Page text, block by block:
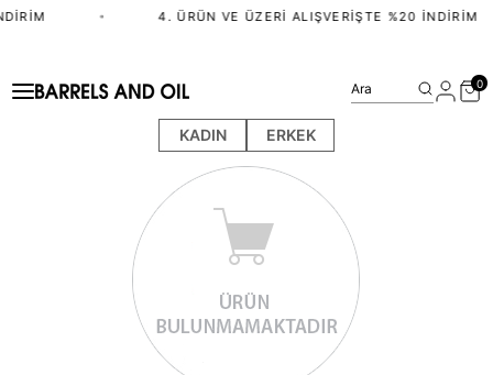
• 4. ÜRÜN VE ÜZERI ALIŞVERIŞTE %20 İNDIRIM
KADIN ERKEK
Ara 0